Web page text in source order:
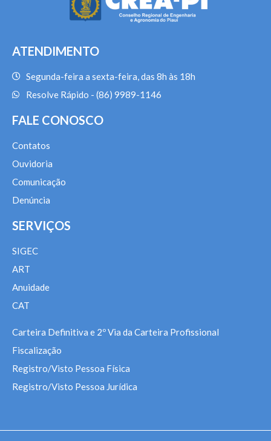
ATENDIMENTO
Segunda-feira a sexta-feira, das 8h às 18h
Resolve Rápido - (86) 9989-1146
FALE CONOSCO
Contatos
Ouvidoria
Comunicação
Denúncia
SERVIÇOS
SIGEC
ART
Anuidade
CAT
Carteira Definitiva e 2º Via da Carteira Profissional
Fiscalização
Registro/Visto Pessoa Física
Registro/Visto Pessoa Jurídica